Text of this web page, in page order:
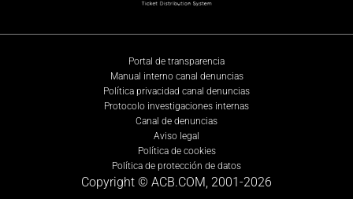
Portal de transparencia
Manual interno canal denuncias
Política privacidad canal denuncias
Protocolo investigaciones internas
Canal de denuncias
Aviso legal
Política de cookies
Política de protección de datos
Copyright © ACB.COM, 2001-2026